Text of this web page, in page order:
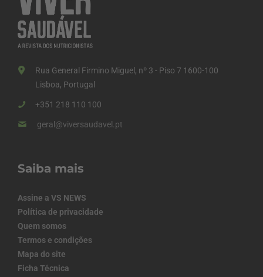
Rua General Firmino Miguel, nº 3 - Piso 7 1600-100
Lisboa, Portugal
+351 218 110 100
geral@viversaudavel.pt
Saiba mais
Assine a VS NEWS
Política de privacidade
Quem somos
Termos e condições
Mapa do site
Ficha Técnica